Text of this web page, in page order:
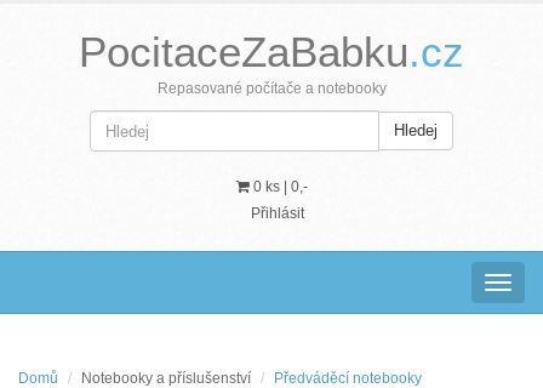
PocitaceZaBabku.cz
Repasované počítače a notebooky
Hledej
0 ks | 0,-
Přihlásit
Domů Notebooky a příslušenství
Předváděcí notebooky